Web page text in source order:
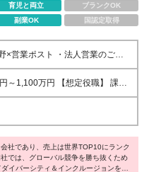
育児と両立
ブランクOK
副業OK 国認定取得
×営業ポスト ・法人営業のご経
界のご経験、コンサルティング
をお持ちの方 ・3年以上の法人
界もしくはIT業界において法人営
SI営業またはコンサルティング
新しいIT/システムを業務に導
ジェクトの経験をお持ちの方 ■
円 【想定役職】 課長
づき決定します。 ※詳細は面接
社であり、売上は世界TOP10にランク
では、グローバル競争を勝ち抜くため
イバーシティ＆インクルージョンを推